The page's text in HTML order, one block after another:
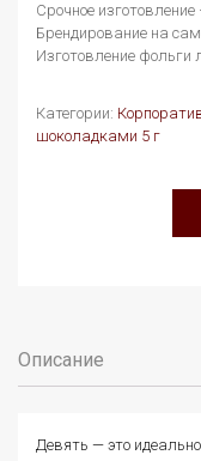
Срочное изготовление
Брендирование на
Изготовление фольги
Категории:
шоколадками 5 г
Описание
Девять — это